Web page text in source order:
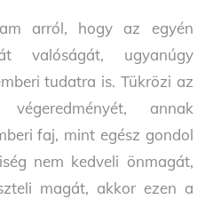
arról, hogy az egyén
valóságát, ugyanúgy
tudatra is. Tükrözi az
annak
faj, mint egész gondol
nem kedveli önmagát,
magát, akkor ezen a